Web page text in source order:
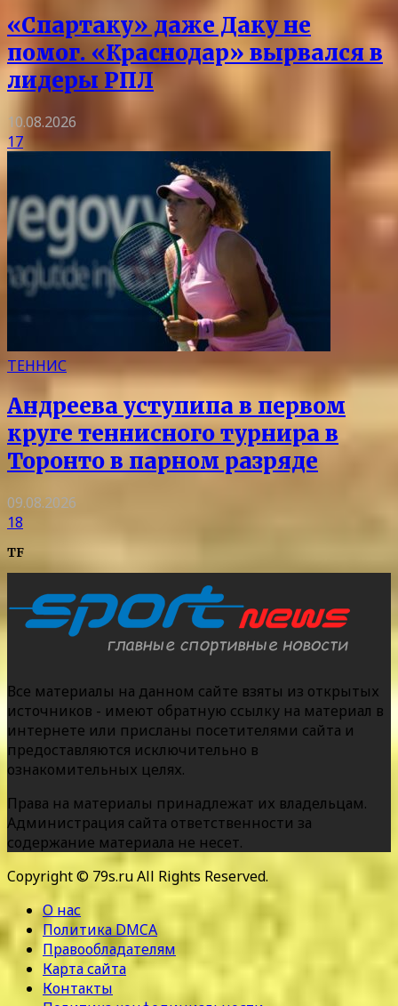
«Спартаку» даже Даку не
помог. «Краснодар» вырвался в
лидеры РПЛ
10.08.2026
17
ТЕННИС
Андреева уступипа в первом
круге теннисного турнира в
Торонто в парном разряде
09.08.2026
18
TF
Все материалы на данном сайте взяты из открытых
источников - имеют обратную ссылку на материал в
интернете или присланы посетителями сайта и
предоставляются исключительно в
ознакомительных целях.
Права на материалы принадлежат их владельцам.
Администрация сайта ответственности за
содержание материала не несет.
Copyright © 79s.ru All Rights Reserved.
О нас
Политика DMCA
Правообладателям
Карта сайта
Контакты